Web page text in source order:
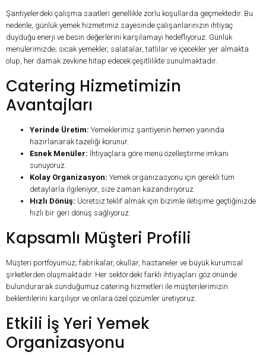
Şantiyelerdeki çalışma saatleri genellikle zorlu koşullarda geçmektedir. Bu
nedenle, günlük yemek hizmetimiz sayesinde çalışanlarınızın ihtiyaç
duyduğu enerji ve besin değerlerini karşılamayı hedefliyoruz. Günlük
menülerimizde; sıcak yemekler, salatalar, tatlılar ve içecekler yer almakta
olup, her damak zevkine hitap edecek çeşitlilikte sunulmaktadır.
Catering Hizmetimizin
Avantajları
Yerinde Üretim: Yemeklerimiz şantiyenin hemen yanında
hazırlanarak tazeliği korunur.
Esnek Menüler: İhtiyaçlara göre menü özelleştirme imkanı
sunuyoruz.
Kolay Organizasyon: Yemek organizasyonu için gerekli tüm
detaylarla ilgileniyor, size zaman kazandırıyoruz.
Hızlı Dönüş: Ücretsiz teklif almak için bizimle iletişime geçtiğinizde
hızlı bir geri dönüş sağlıyoruz.
Kapsamlı Müşteri Profili
Müşteri portföyümüz; fabrikalar, okullar, hastaneler ve büyük kurumsal
şirketlerden oluşmaktadır. Her sektördeki farklı ihtiyaçları göz önünde
bulundurarak sunduğumuz catering hizmetleri ile müşterilerimizin
beklentilerini karşılıyor ve onlara özel çözümler üretiyoruz.
Etkili İş Yeri Yemek
Organizasyonu